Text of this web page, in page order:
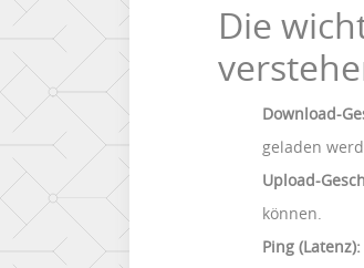
Die
Download-
geladen
Upload-
können.
Ping (Latenz):